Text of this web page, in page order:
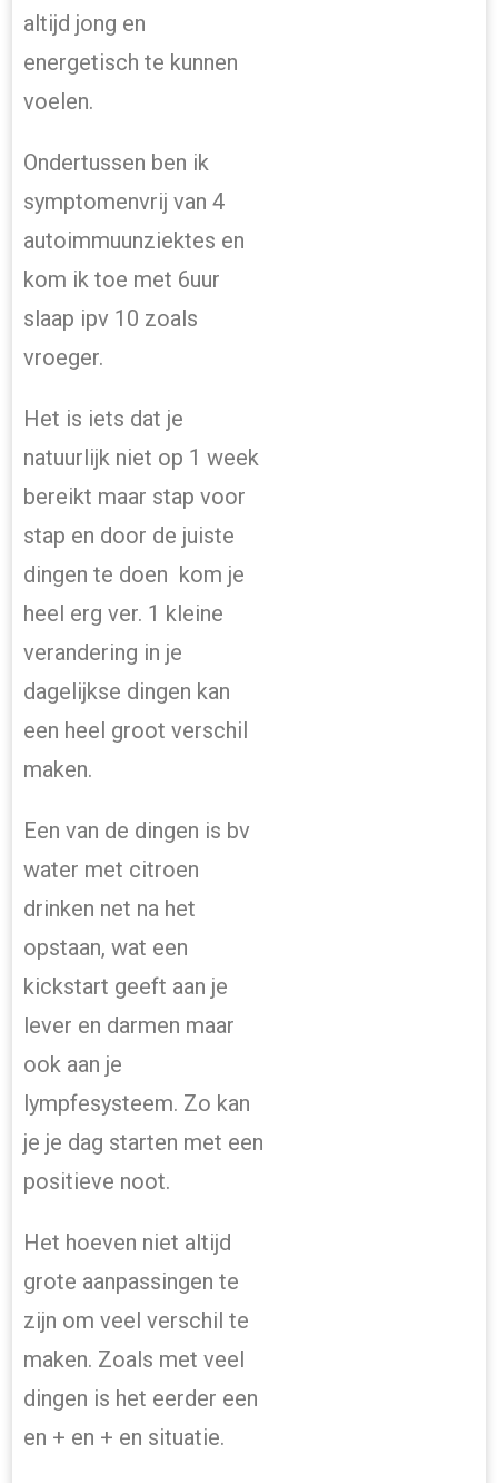
altijd jong en
energetisch te kunnen
voelen.
Ondertussen ben ik
symptomenvrij van 4
autoimmuunziektes en
kom ik toe met 6uur
slaap ipv 10 zoals
vroeger.
Het is iets dat je
natuurlijk niet op 1 week
bereikt maar stap voor
stap en door de juiste
dingen te doen kom je
heel erg ver. 1 kleine
verandering in je
dagelijkse dingen kan
een heel groot verschil
maken.
Een van de dingen is bv
water met citroen
drinken net na het
opstaan, wat een
kickstart geeft aan je
lever en darmen maar
ook aan je
lympfesysteem. Zo kan
je je dag starten met een
positieve noot.
Het hoeven niet altijd
grote aanpassingen te
zijn om veel verschil te
maken. Zoals met veel
dingen is het eerder een
en + en + en situatie.